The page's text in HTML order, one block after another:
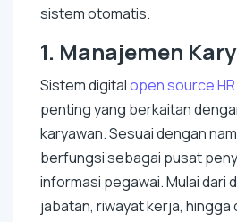
sistem otomatis.
1. Manajemen
Sistem digitalopen sourceHR
penting yang berkaitan
karyawan. Sesuai dengan
berfungsi sebagai pusat
informasi pegawai. Mulai dari
jabatan, riwayat kerja, hingga